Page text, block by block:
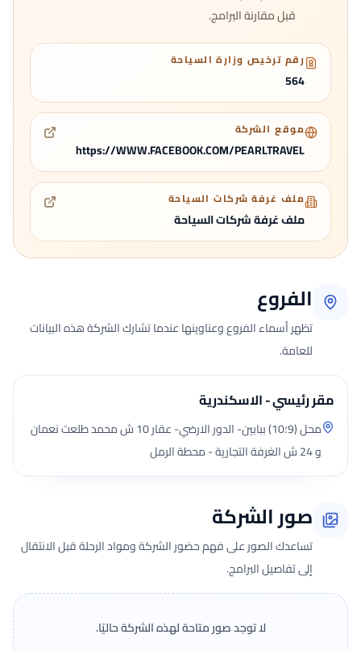
قبل مقارنة البرامج.
رقم ترخيص وزارة السياحة
564
موقع الشركة
https://WWW.FACEBOOK.COM/PEARLTRAVEL
ملف غرفة شركات السياحة
ملف غرفة شركات السياحة
الفروع
تظهر أسماء الفروع وعناوينها عندما تشارك الشركة هذه البيانات
للعامة.
مقر رئيسي - الاسكندرية
محل (9؛10) ببابين- الدور الارضي- عقار 10 ش محمد طلعت نعمان
و 24 ش الغرفة التجارية - محطة الرمل
صور الشركة
تساعدك الصور على فهم حضور الشركة ومواد الرحلة قبل الانتقال
إلى تفاصيل البرامج.
لا توجد صور متاحة لهذه الشركة حاليًا.